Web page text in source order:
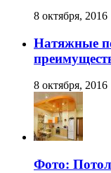
8 октября, 2016
Натяжные
8 октября, 2016
Фото: